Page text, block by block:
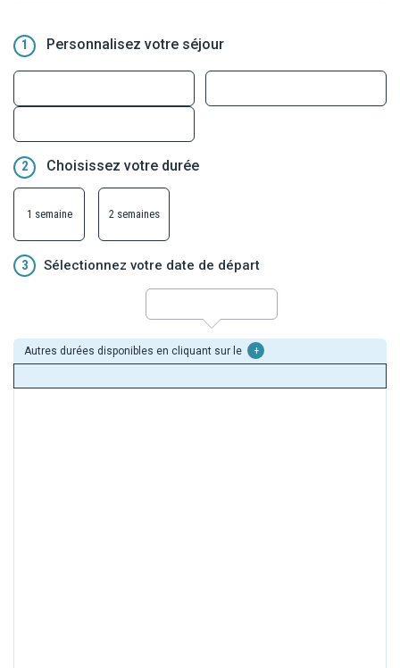
1 Personnalisez votre séjour
2 Choisissez votre durée
1 semaine 2 semaines
3 Sélectionnez votre date de départ
Autres durées disponibles en cliquant sur le +